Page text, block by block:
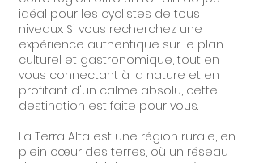
idéal pour les cyclistes de tous
niveaux. Si vous recherchez une
expérience authentique sur le plan
culturel et gastronomique, tout en
vous connectant à la nature et en
profitant d'un calme absolu, cette
destination est faite pour vous.
La Terra Alta est une région rurale, en
plein cœur des terres, où un réseau